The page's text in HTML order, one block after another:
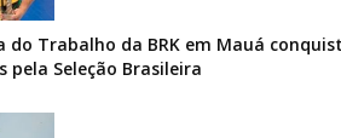
do Trabalho da BRK em Mauá
pela Seleção Brasileira